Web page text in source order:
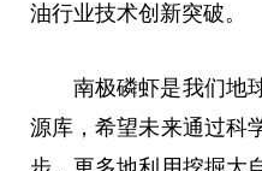
油行业技术创新突破。
南极磷虾是我们地
源库，希望未来通过科